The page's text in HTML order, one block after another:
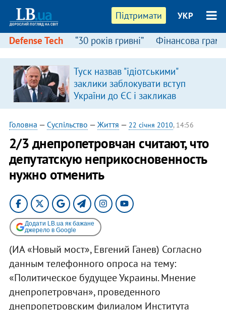
Підтримати УКР
Defense Tech “30 років гривні” Фінансова
Туск назвав "ідіотськими"
заклики заблокувати вступ
України до ЄС і закликав
припинити антиукраїнську
риторику
Головна — Суспільство — Життя — 22 січня 2010, 14:56
2/3 днепропетровчан считают, что
депутатскую неприкосновенность
нужно отменить
Додати LB.ua як бажане
джерело в Google
(ИА «Новый мост», Евгений Ганев) Согласно
данным телефонного опроса на тему:
«Политическое будущее Украины. Мнение
днепропетровчан», проведенного
днепропетровским филиалом Института